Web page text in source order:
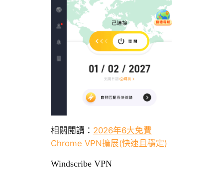
相關閱讀： 2026年6大免費
Chrome VPN擴展(快速且穩定)
Windscribe VPN